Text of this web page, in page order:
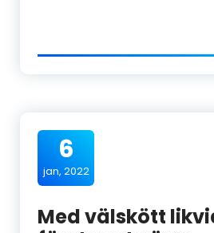
6
jan, 2022
Med välskött